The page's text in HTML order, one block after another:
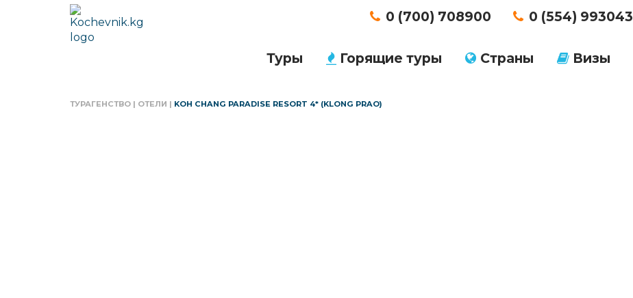
0 (700) 708900 0 (554) 993043
Туры Горящие туры Страны Визы
ТУРАГЕНСТВО | ОТЕЛИ | KOH CHANG PARADISE RESORT 4* (KLONG PRAO)